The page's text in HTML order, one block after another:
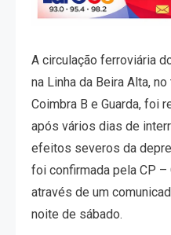
A circulação ferroviária
na Linha da Beira Alta,
Coimbra B e Guarda, foi
após vários dias de
efeitos severos da
foi confirmada pela CP
através de um
noite de sábado.